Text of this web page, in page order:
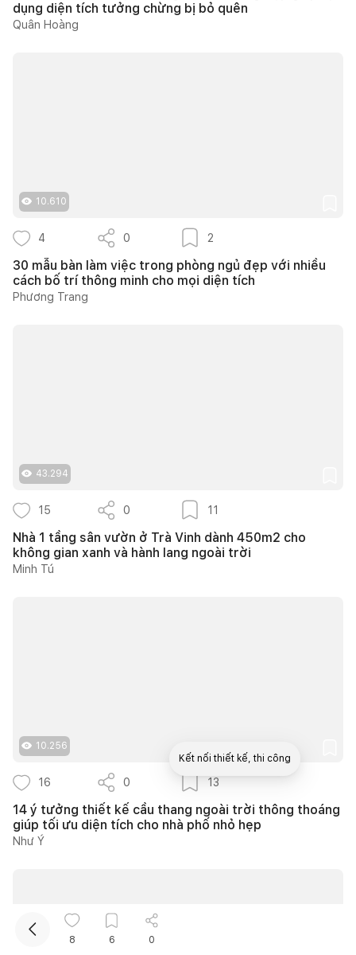
dụng diện tích tưởng chừng bị bỏ quên
Quân Hoàng
10.610
4 0 2
30 mẫu bàn làm việc trong phòng ngủ đẹp với nhiều
cách bố trí thông minh cho mọi diện tích
Phương Trang
43.294
15 0 11
Nhà 1 tầng sân vườn ở Trà Vinh dành 450m2 cho
không gian xanh và hành lang ngoài trời
Minh Tú
10.256
16 0 13
14 ý tưởng thiết kế cầu thang ngoài trời thông thoáng
giúp tối ưu diện tích cho nhà phố nhỏ hẹp
Như Ý
8 6 0
Kết nối thiết kế, thi công
Mua sắm hoàn thiện nhà